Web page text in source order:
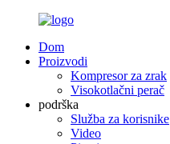
Dom
Proizvodi
Kompresor za zrak
Visokotlačni perač
podrška
Služba za korisnike
Video